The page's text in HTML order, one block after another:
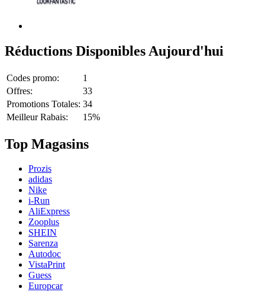
Réductions Disponibles Aujourd'hui
Codes promo:
1
Offres:
33
Promotions Totales: 34
Meilleur Rabais:
15%
Top Magasins
Prozis
adidas
Nike
i-Run
AliExpress
Zooplus
SHEIN
Sarenza
Autodoc
VistaPrint
Guess
Europcar